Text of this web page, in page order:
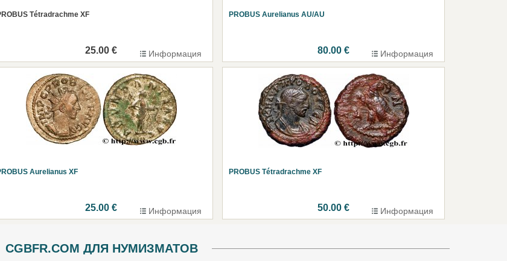
Tétradrachme XF
25.00 € Информация
PROBUS Aurelianus AU/AU
80.00 € Информация
Aurelianus XF
25.00 € Информация
PROBUS Tétradrachme XF
50.00 € Информация
CGBFR.COM ДЛЯ НУМИЗМАТОВ